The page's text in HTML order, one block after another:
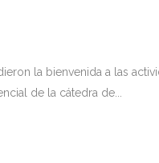
la bienvenida a las
de la cátedra de...